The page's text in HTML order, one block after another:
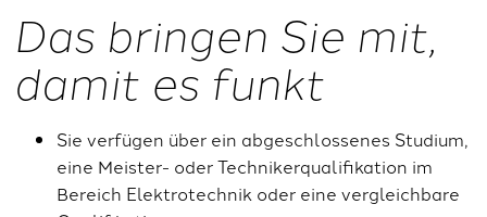
Das bringen Sie mit,
damit es funkt
Sie verfügen über ein abgeschlossenes Studium,
eine Meister- oder Technikerqualifikation im
Bereich Elektrotechnik oder eine vergleichbare